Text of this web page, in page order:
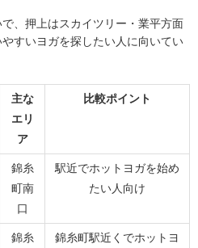
、押上はスカイツリー・業平方面
すいヨガを探したい人に向いてい
主な
エリ
ア
比較ポイント
錦糸
町南
口
駅近でホットヨガを始め
たい人向け
錦糸
錦糸町駅近くでホットヨ